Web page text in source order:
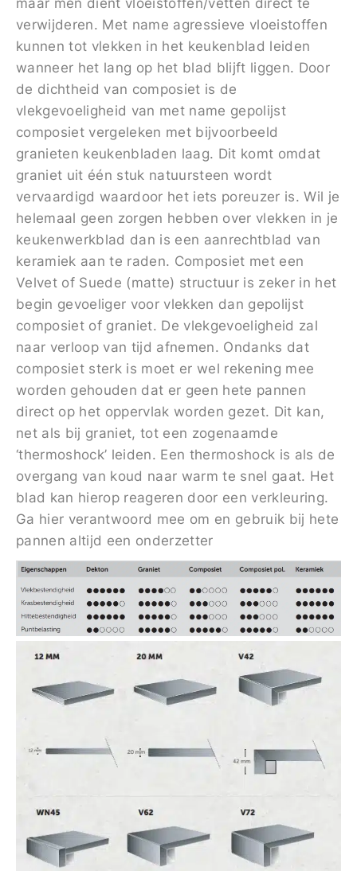
verwijderen. Met name agressieve vloeistoffen
kunnen tot vlekken in het keukenblad leiden
wanneer het lang op het blad blijft liggen. Door
de dichtheid van composiet is de
vlekgevoeligheid van met name gepolijst
composiet vergeleken met bijvoorbeeld
granieten keukenbladen laag. Dit komt omdat
graniet uit één stuk natuursteen wordt
vervaardigd waardoor het iets poreuzer is. Wil je
helemaal geen zorgen hebben over vlekken in je
keukenwerkblad dan is een aanrechtblad van
keramiek aan te raden. Composiet met een
Velvet of Suede (matte) structuur is zeker in het
begin gevoeliger voor vlekken dan gepolijst
composiet of graniet. De vlekgevoeligheid zal
naar verloop van tijd afnemen. Ondanks dat
composiet sterk is moet er wel rekening mee
worden gehouden dat er geen hete pannen
direct op het oppervlak worden gezet. Dit kan,
net als bij graniet, tot een zogenaamde
‘thermoshock’ leiden. Een thermoshock is als de
overgang van koud naar warm te snel gaat. Het
blad kan hierop reageren door een verkleuring.
Ga hier verantwoord mee om en gebruik bij hete
pannen altijd een onderzetter